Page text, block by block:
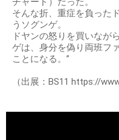
そんな折、重症を負った
うソグンゲ。
ドヤンの怒りを買いなが
ゲは、身分を偽り両班フ
ことになる。”
（出展：BS11 https://